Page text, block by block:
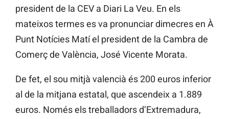
president de la CEV a Diari La Veu. En els
mateixos termes es va pronunciar dimecres en À
Punt Notícies Matí el president de la Cambra de
Comerç de València, José Vicente Morata.
De fet, el sou mitjà valencià és 200 euros inferior
al de la mitjana estatal, que ascendeix a 1.889
euros. Només els treballadors d’Extremadura,